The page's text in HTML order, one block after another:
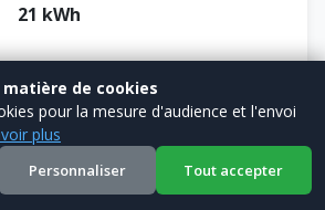
21 kWh
Oui
Oui
de cookies
pour la mesure d'audience et l'envoi
plus
Personnaliser Tout accepter